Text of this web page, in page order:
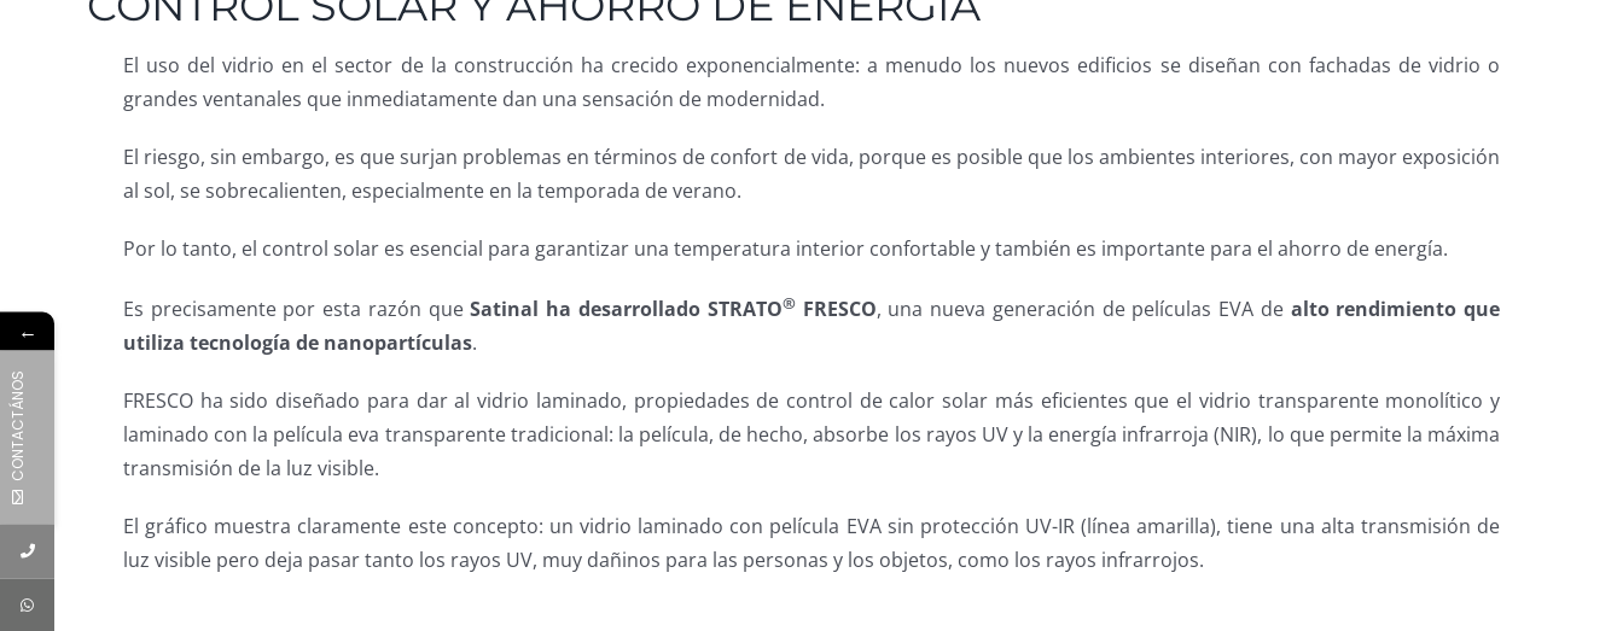
El uso del vidrio en el sector de la construcción ha crecido exponencialmente: a menudo los nuevos edificios se diseñan con fachadas de vidrio o
grandes ventanales que inmediatamente dan una sensación de modernidad.
El riesgo, sin embargo, es que surjan problemas en términos de confort de vida, porque es posible que los ambientes interiores, con mayor exposición
al sol, se sobrecalienten, especialmente en la temporada de verano.
Por lo tanto, el control solar es esencial para garantizar una temperatura interior confortable y también es importante para el ahorro de energía.
Es precisamente por esta razón queSatinal ha desarrollado STRATO®FRESCO, una nueva generación de películas EVA de alto rendimiento que
utiliza tecnología de nanopartículas.
FRESCO ha sido diseñado para dar al vidrio laminado, propiedades de control de calor solar más eficientes que el vidrio transparente monolítico y
laminado con la película eva transparente tradicional: la película, de hecho, absorbe los rayos UV y la energía infrarroja (NIR), lo que permite la máxima
transmisión de la luz visible.
El gráfico muestra claramente este concepto: un vidrio laminado con película EVA sin protección UV-IR (línea amarilla), tiene una alta transmisión de
luz visible pero deja pasar tanto los rayos UV, muy dañinos para las personas y los objetos, como los rayos infrarrojos.
←
CONTACTÁNOS